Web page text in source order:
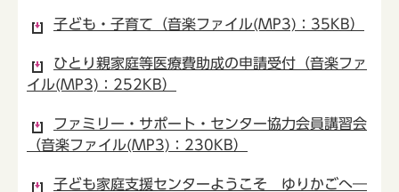
子ども・子育て（音楽ファイル(MP3)：35KB）
ひとり親家庭等医療費助成の申請受付（音楽ファ
イル(MP3)：252KB）
ファミリー・サポート・センター協力会員講習会
（音楽ファイル(MP3)：230KB）
子ども家庭支援センターようこそ ゆりかごへ―